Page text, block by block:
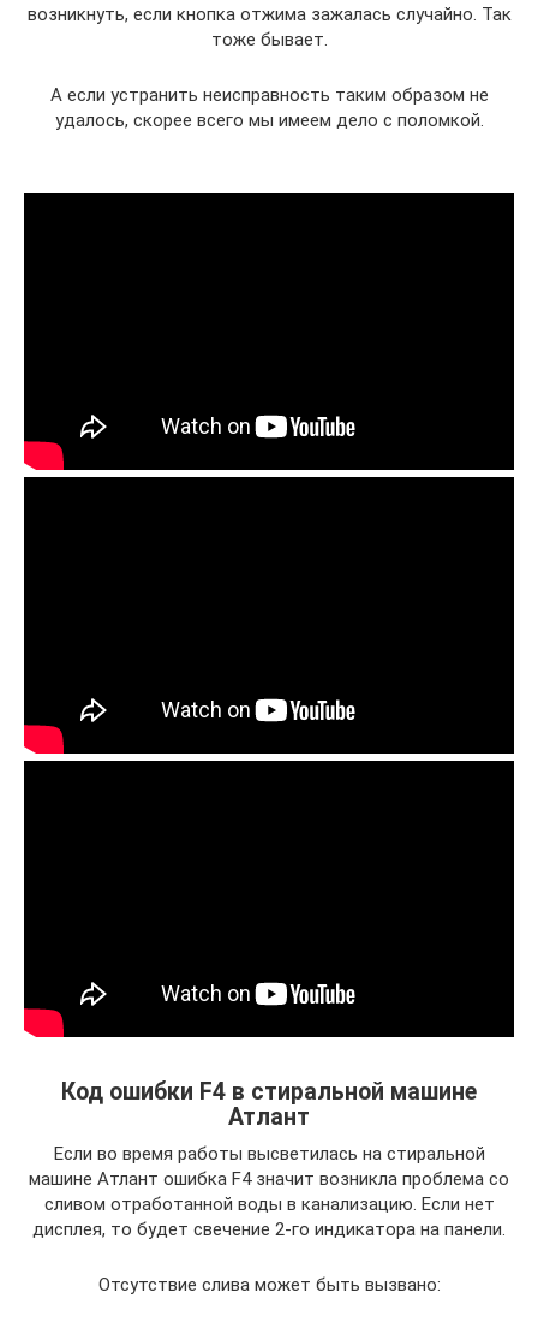
возникнуть, если кнопка отжима зажалась случайно. Так
тоже бывает.
А если устранить неисправность таким образом не
удалось, скорее всего мы имеем дело с поломкой.
Код ошибки F4 в стиральной машине
Атлант
Если во время работы высветилась на стиральной
машине Атлант ошибка F4 значит возникла проблема со
сливом отработанной воды в канализацию. Если нет
дисплея, то будет свечение 2-го индикатора на панели.
Отсутствие слива может быть вызвано: